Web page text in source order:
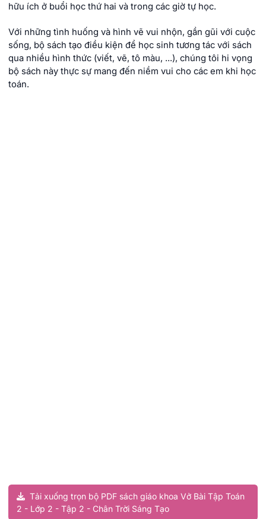
hữu ích ở buổi học thứ hai và trong các giờ tự học.
Với những tình huống và hình vẽ vui nhộn, gần gũi với cuộc
sống, bộ sách tạo điều kiện để học sinh tương tác với sách
qua nhiều hình thức (viết, vẽ, tô màu, ...), chúng tôi hi vọng
bộ sách này thực sự mang đến niềm vui cho các em khi học
toán.
Tải xuống trọn bộ PDF sách giáo khoa Vở Bài Tập Toán
2 - Lớp 2 - Tập 2 - Chân Trời Sáng Tạo